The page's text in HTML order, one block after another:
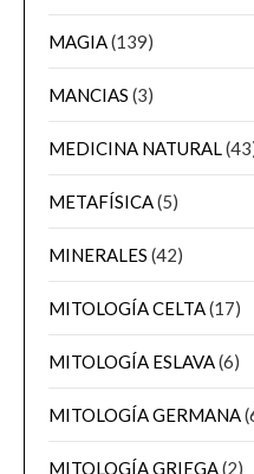
MAGIA(139)
MANCIAS (3)
MEDICINA NATURAL
METAFÍSICA(5)
MINERALES (42)
MITOLOGÍA CELTA(17)
MITOLOGÍA ESLAVA(6)
MITOLOGÍA GERMANA
MITOLOGÍA GRIEGA(2)